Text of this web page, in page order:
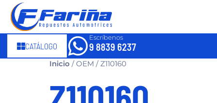
CATÁLOGO
Escríbenos
9 8839 6237
Inicio / OEM / Z110160